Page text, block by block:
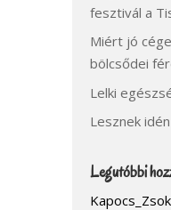
fesztivál a
Miért jó
bölcsődei
Lelki
Lesznek
Legutóbbi